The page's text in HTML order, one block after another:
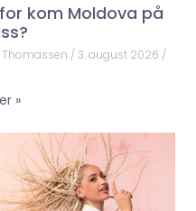
kom Moldova på
Thomassen 3. august 2026
»